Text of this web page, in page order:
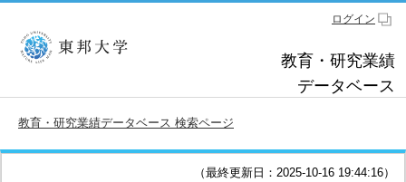
ログイン
教育・研究業績
データベース
教育・研究業績データベース 検索ページ
（最終更新日：2025-10-16 19:44:16）